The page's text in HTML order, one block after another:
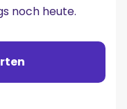
noch heute.